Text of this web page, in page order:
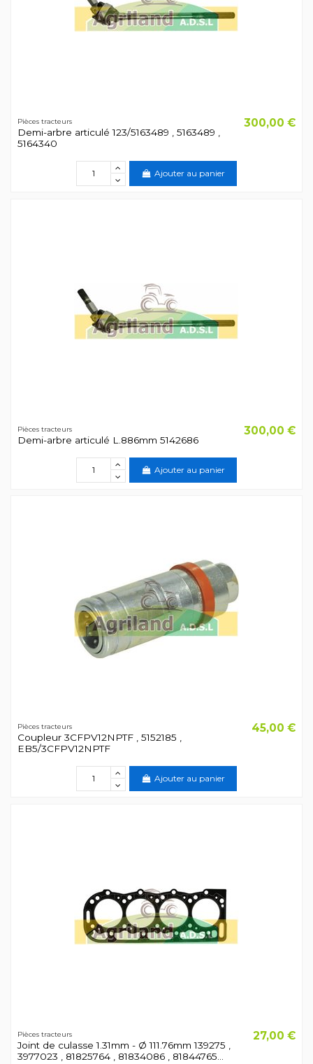
Pièces tracteurs
Demi-arbre articulé 123/5163489 , 5163489 ,
5164340
300,00 €
Ajouter au panier
Pièces tracteurs
Demi-arbre articulé L.886mm 5142686
300,00 €
Ajouter au panier
Pièces tracteurs
Coupleur 3CFPV12NPTF , 5152185 ,
EB5/3CFPV12NPTF
45,00 €
Ajouter au panier
Pièces tracteurs
Joint de culasse 1.31mm - Ø 111.76mm 139275 ,
3977023 , 81825764 , 81834086 , 81844765...
27,00 €